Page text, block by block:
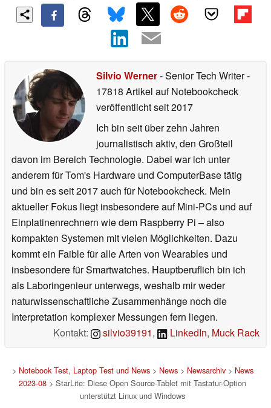
Silvio Werner- Senior Tech Writer-
17818 Artikel auf Notebookcheck
veröffentlichtseit 2017
Ich bin seit über zehn Jahren
journalistisch aktiv, den Großteil
davon im Bereich Technologie. Dabei war ich unter
anderem für Tom's Hardware und ComputerBase tätig
und bin es seit 2017 auch für Notebookcheck. Mein
aktueller Fokus liegt insbesondere auf Mini-PCs und auf
Einplatinenrechnern wie dem Raspberry Pi – also
kompakten Systemen mit vielen Möglichkeiten. Dazu
kommt ein Faible für alle Arten von Wearables und
insbesondere für Smartwatches. Hauptberuflich bin ich
als Laboringenieur unterwegs, weshalb mir weder
naturwissenschaftliche Zusammenhänge noch die
Interpretation komplexer Messungen fern liegen.
Kontakt:
silvio39191, LinkedIn, Muck Rack
> Notebook Test, Laptop Test und News> News> Newsarchiv> News
2023-08 > StarLite: Diese Open Source-Tablet mit Tastatur-Option
unterstützt Linux und Windows